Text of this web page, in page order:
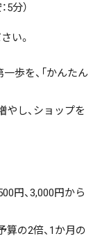
分）
い。
歩を、「かんたん
やし、ショップを
円、3,000円から
算の2倍、1か月の